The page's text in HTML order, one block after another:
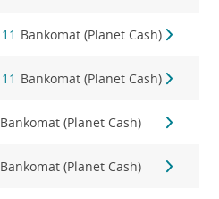
Bankomat (Planet Cash)
Bankomat (Planet Cash)
Bankomat (Planet Cash)
Bankomat (Planet Cash)